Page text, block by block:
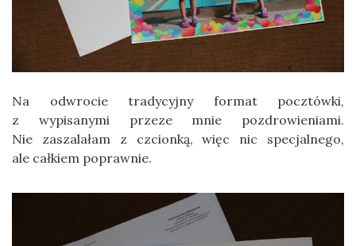
Na odwrocie tradycyjny format pocztówki,
z wypisanymi przeze mnie pozdrowieniami.
Nie zaszalałam z czcionką, więc nic specjalnego,
ale całkiem poprawnie.